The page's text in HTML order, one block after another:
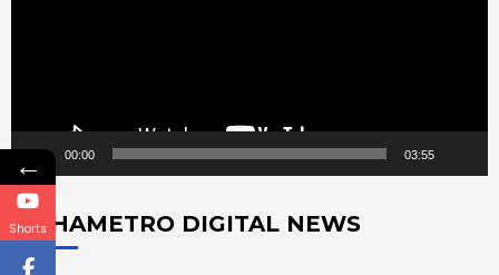
00:00 03:55
MAHAMETRO DIGITAL NEWS
←
Shorts